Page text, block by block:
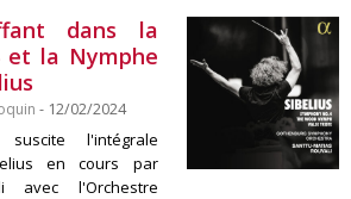
dans la
et la Nymphe
- 12/02/2024
suscite l'intégrale
en cours par
avec l'Orchestre